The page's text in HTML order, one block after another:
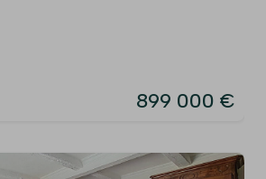
899 000 €